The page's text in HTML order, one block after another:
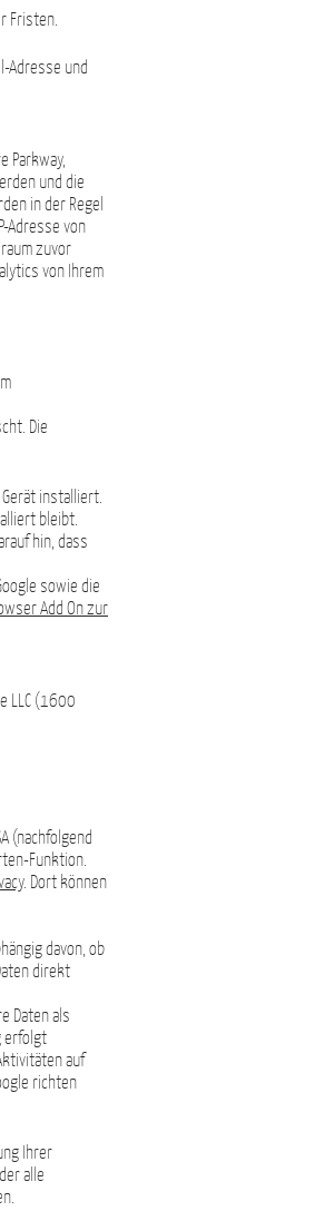
Fristen.
Adresse und
Parkway,
und die
in der Regel
Adresse von
zuvor
von Ihrem
Die
Gerät installiert.
bleibt.
hin, dass
sowie die
Add On zur
LLC (1600
(nachfolgend
Funktion.
. Dort können
davon, ob
direkt
Daten als
erfolgt
auf
richten
Ihrer
alle